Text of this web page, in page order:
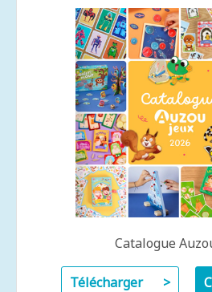
Catalogue
Télécharger